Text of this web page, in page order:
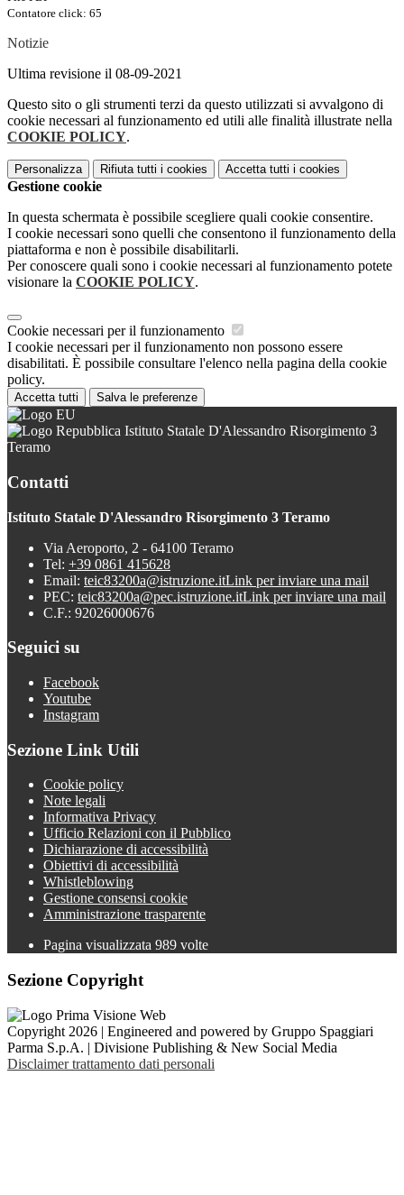
Contatore click: 65
Notizie
Ultima revisione il 08-09-2021
Questo sito o gli strumenti terzi da questo utilizzati si avvalgono di
cookie necessari al funzionamento ed utili alle finalità illustrate nella
COOKIE POLICY.
Personalizza Rifiuta tutti i cookies Accetta tutti i cookies
Gestione cookie
In questa schermata è possibile scegliere quali cookie consentire.
I cookie necessari sono quelli che consentono il funzionamento della
piattaforma e non è possibile disabilitarli.
Per conoscere quali sono i cookie necessari al funzionamento potete
visionare la COOKIE POLICY.
Cookie necessari per il funzionamento
I cookie necessari per il funzionamento non possono essere
disabilitati. È possibile consultare l'elenco nella pagina della cookie
policy.
Accetta tutti Salva le preferenze
Istituto Statale D'Alessandro Risorgimento 3
Teramo
Contatti
Istituto Statale D'Alessandro Risorgimento 3 Teramo
Via Aeroporto, 2 - 64100 Teramo
Tel: +39 0861 415628
Email: teic83200a@istruzione.itLink per inviare una mail
PEC: teic83200a@pec.istruzione.itLink per inviare una mail
C.F.: 92026000676
Seguici su
Facebook
Youtube
Instagram
Sezione Link Utili
Cookie policy
Note legali
Informativa Privacy
Ufficio Relazioni con il Pubblico
Dichiarazione di accessibilità
Obiettivi di accessibilità
Whistleblowing
Gestione consensi cookie
Amministrazione trasparente
Pagina visualizzata 989 volte
Sezione Copyright
Copyright 2026 | Engineered and powered by Gruppo Spaggiari
Parma S.p.A. | Divisione Publishing & New Social Media
Disclaimer trattamento dati personali